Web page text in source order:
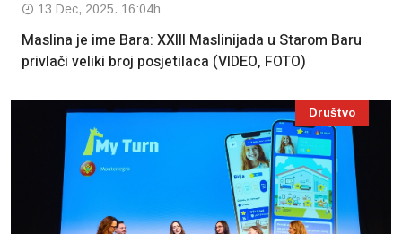
13 Dec, 2025. 16:04h
Maslina je ime Bara: XXIII Maslinijada u Starom Baru
privlači veliki broj posjetilaca (VIDEO, FOTO)
Društvo